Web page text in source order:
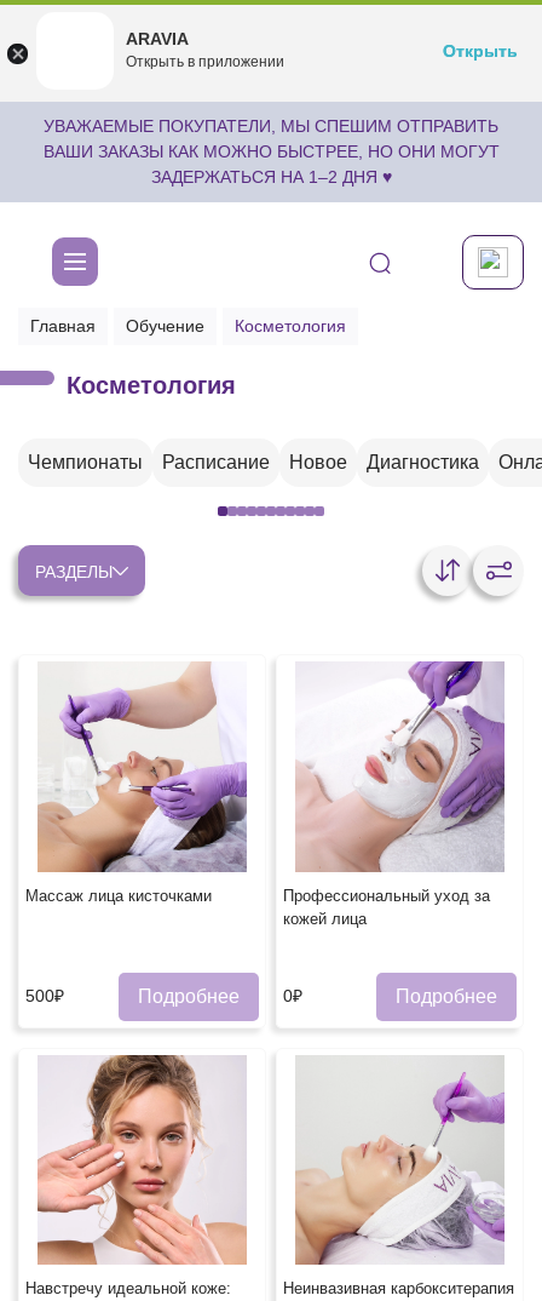
undefined
Бесплатноru.aravia.new
Открыть
УВАЖАЕМЫЕ ПОКУПАТЕЛИ, МЫ СПЕШИМ ОТПРАВИТЬ
ВАШИ ЗАКАЗЫ КАК МОЖНО БЫСТРЕЕ, НО ОНИ МОГУТ
ЗАДЕРЖАТЬСЯ НА 1–2 ДНЯ ♥
Главная Обучение Косметология
Косметология
Чемпионаты Расписание Новое Диагностика
РАЗДЕЛЫ
Массаж лица кисточками
500₽ Подробнее
Профессиональный уход за
кожей лица
0₽ Подробнее
Навстречу идеальной коже:
Неинвазивная карбокситерапия
ARAVIA
Открыть в приложении
Открыть